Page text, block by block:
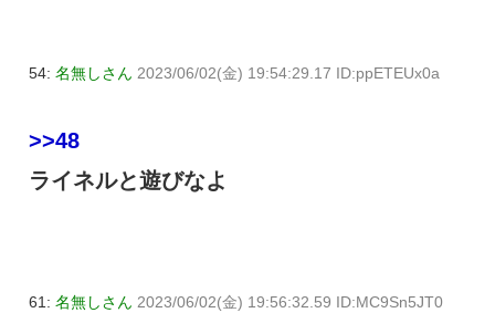
54: 名無しさん 2023/06/02(金) 19:54:29.17 ID:ppETEUx0a
>>48
ライネルと遊びなよ
61: 名無しさん 2023/06/02(金) 19:56:32.59 ID:MC9Sn5JT0